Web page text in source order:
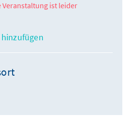
Veranstaltung ist leider